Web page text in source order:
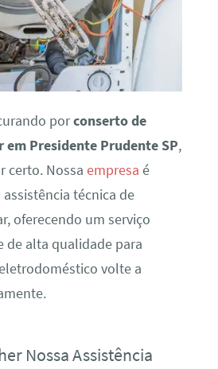
porconserto de
em Presidente Prudente SP,
certo. Nossa empresa é
técnica de
oferecendo um serviço
de alta qualidade para
volte a
Nossa Assistência